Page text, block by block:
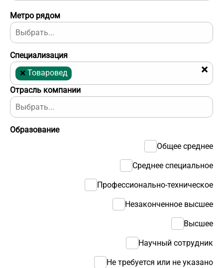
Отрасль компании
Образование
Общее среднее
Среднее специальное
Профессионально-техническое
Незаконченное высшее
Высшее
Научный сотрудник
Не требуется или не указано
Метро рядом
Специализация
×
× Товаровед